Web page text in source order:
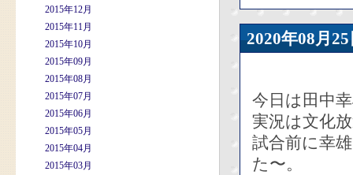
2015年12月
2015年11月
2015年10月
2015年09月
2015年08月
2015年07月
2015年06月
2015年05月
2015年04月
2015年03月
2020年08
今日は田中
実況は文化
試合前に幸
た〜。